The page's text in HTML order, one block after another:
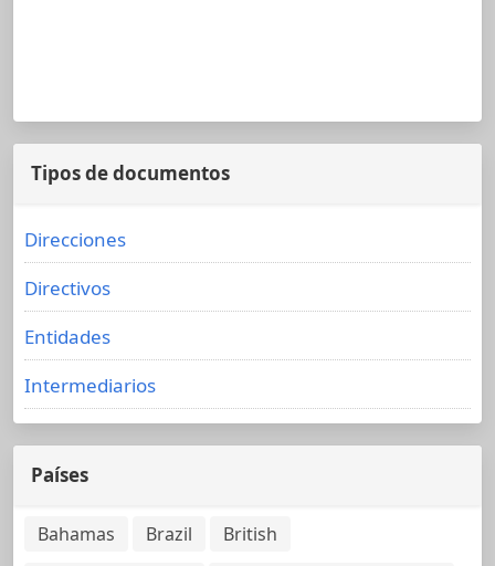
Tipos de documentos
Direcciones
Directivos
Entidades
Intermediarios
Países
Bahamas Brazil
British